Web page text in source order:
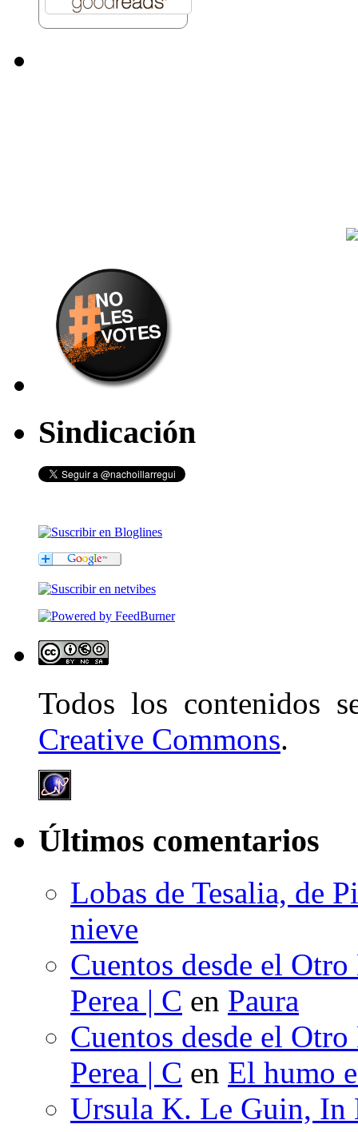
Sindicación
Todos los contenidos
Creative Commons.
Últimos comentarios
Lobas de Tesalia, de
nieve
Cuentos desde el
Perea | C en Paura
Cuentos desde el
Perea | C en El humo
Ursula K. Le Guin, In